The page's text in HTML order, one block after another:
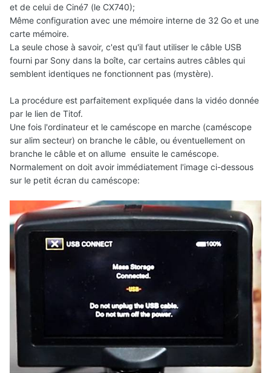
et de celui de Ciné7 (le CX740);
Même configuration avec une mémoire interne de 32 Go et une
carte mémoire.
La seule chose à savoir, c'est qu'il faut utiliser le câble USB
fourni par Sony dans la boîte, car certains autres câbles qui
semblent identiques ne fonctionnent pas (mystère).
La procédure est parfaitement expliquée dans la vidéo donnée
par le lien de Titof.
Une fois l'ordinateur et le caméscope en marche (caméscope
sur alim secteur) on branche le câble, ou éventuellement on
branche le câble et on allume ensuite le caméscope.
Normalement on doit avoir immédiatement l'image ci-dessous
sur le petit écran du caméscope: